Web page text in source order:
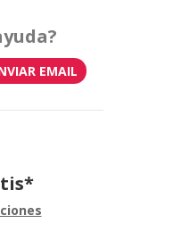
EMAIL